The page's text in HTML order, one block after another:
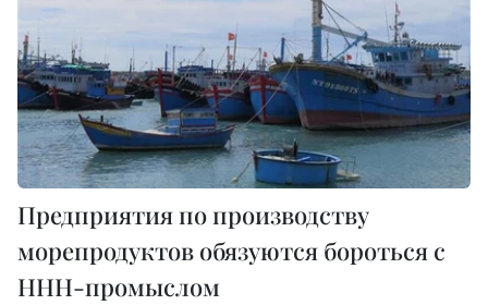
Предприятия по производству
морепродуктов обязуются бороться с
ННН-промыслом